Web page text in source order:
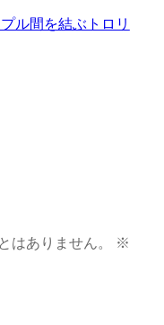
ル間を結ぶトロリ
はありません。
※